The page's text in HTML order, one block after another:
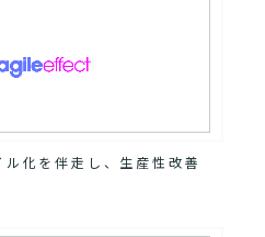
化を伴走し、生産性改善